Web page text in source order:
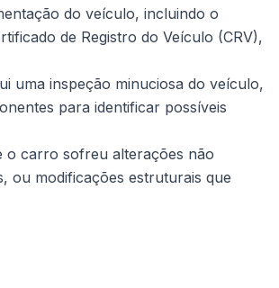
do veículo, incluindo o
de Registro do Veículo (CRV),
uma inspeção minuciosa do veículo,
para identificar possíveis
o carro sofreu alterações não
ou modificações estruturais que